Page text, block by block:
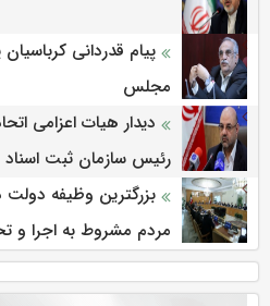
پیام قدردانی
مجلس
دیدار هیات اعزامی
رئیس سازمان ثبت اسناد
بزرگترین وظیفه دولت
مردم مشروط به اجرا